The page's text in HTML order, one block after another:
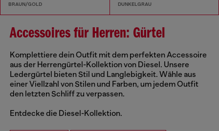
BRAUN/GOLD DUNKELGRAU
Accessoires für Herren: Gürtel
Komplettiere dein Outfit mit dem perfekten Accessoire
aus der Herrengürtel-Kollektion von Diesel. Unsere
Ledergürtel bieten Stil und Langlebigkeit. Wähle aus
einer Viellzahl von Stilen und Farben, um jedem Outfit
den letzten Schliff zu verpassen.
Entdecke die Diesel-Kollektion.